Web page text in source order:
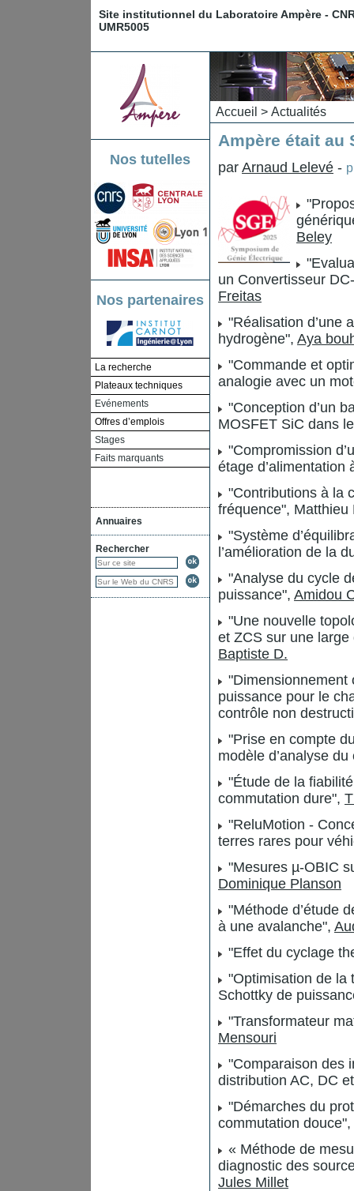
Site institutionnel du Laboratoire Ampère -
UMR5005
Nos tutelles
Nos partenaires
La recherche
Plateaux techniques
Evénements
Offres d’emplois
Stages
Faits marquants
Annuaires
Rechercher
Accueil > Actualités
Ampère était au
par Arnaud Lelevé -
Beley
un Convertisseur
Freitas
"Réalisation d’une
hydrogène", Aya
"Commande et
analogie avec un
"Conception d’un
MOSFET SiC dans
"Compromission
étage
"Contributions à la
fréquence", Matthieu
"Système
l’amélioration de la
"Analyse du cycle
puissance", Amidou
"Une nouvelle
et ZCS sur une
Baptiste D.
"Dimensionnement
puissance pour le
contrôle non
"Prise en compte
modèle d’analyse
"Étude de la
commutation dure",
"ReluMotion -
terres rares pour
"Mesures µ-OBIC
Dominique Planson
"Méthode d’étude
à une avalanche",
"Effet du cyclage
"Optimisation de la
Schottky de
"Transformateur
Mensouri
"Comparaison des
distribution AC, DC
"Démarches du
commutation douce",
« Méthode de
diagnostic des
Jules Millet